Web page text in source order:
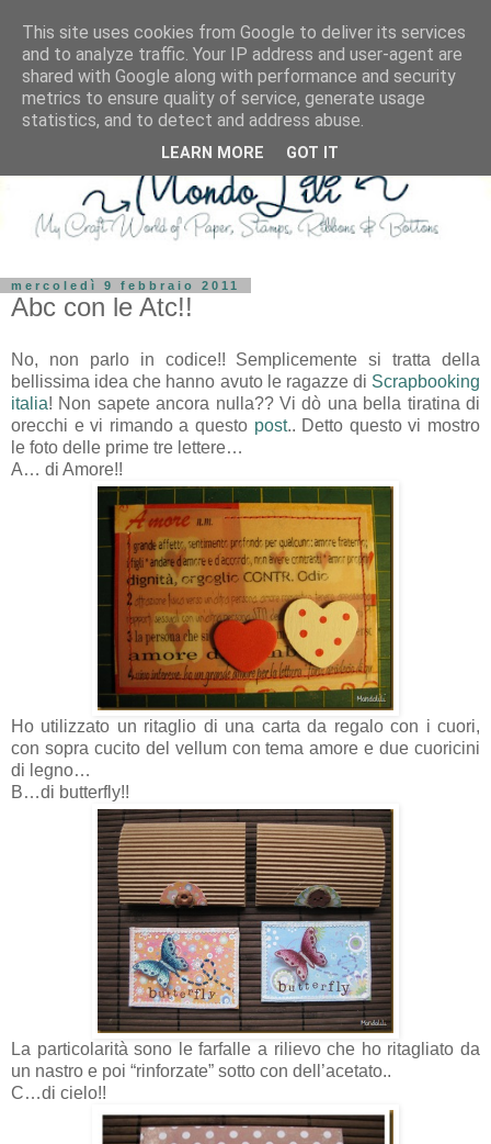
mercoledì 9 febbraio 2011
Abc con le Atc!!
No, non parlo in codice!! Semplicemente si tratta della
bellissima idea che hanno avuto le ragazze di Scrapbooking
italia! Non sapete ancora nulla?? Vi dò una bella tiratina di
orecchi e vi rimando a questo post.. Detto questo vi mostro
le foto delle prime tre lettere…
A… di Amore!!
Ho utilizzato un ritaglio di una carta da regalo con i cuori,
con sopra cucito del vellum con tema amore e due cuoricini
di legno…
B…di butterfly!!
La particolarità sono le farfalle a rilievo che ho ritagliato da
un nastro e poi “rinforzate” sotto con dell’acetato..
C…di cielo!!
This site uses cookies from Google to deliver its services
and to analyze traffic. Your IP address and user-agent are
shared with Google along with performance and security
metrics to ensure quality of service, generate usage
statistics, and to detect and address abuse.
LEARN MORE GOT IT